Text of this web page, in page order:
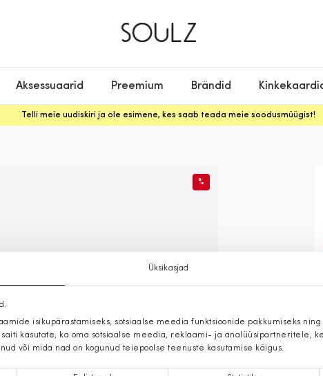
Üksikasjad
isikupärastamiseks, sotsiaalse meedia funktsioonide pakkumiseks
kasutate, ka oma sotsiaalse meedia, reklaami- ja analüüsipartneritele,
või mida nad on kogunud teiepoolse teenuste kasutamise käigus.
Aksessuaarid Preemium Brändid
Telli meie uudiskiri ja ole esimene, kes saab teada meie soodusmüügist!
%